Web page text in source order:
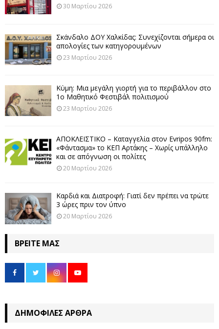
30 Μαρτίου 2026
Σκάνδαλο ΔΟΥ Χαλκίδας: Συνεχίζονται σήμερα οι
απολογίες των κατηγορουμένων
23 Μαρτίου 2026
Κύμη: Μια μεγάλη γιορτή για το περιβάλλον στο
1ο Μαθητικό Φεστιβάλ πολιτισμού
23 Μαρτίου 2026
ΑΠΟΚΛΕΙΣΤΙΚΟ – Καταγγελία στον Evripos 90fm:
«Φάντασμα» το ΚΕΠ Αρτάκης – Χωρίς υπάλληλο
και σε απόγνωση οι πολίτες
20 Μαρτίου 2026
Καρδιά και Διατροφή: Γιατί δεν πρέπει να τρώτε
3 ώρες πριν τον ύπνο
20 Μαρτίου 2026
ΒΡΕΊΤΕ ΜΑΣ
ΔΗΜΟΦΙΛΈΣ ΆΡΘΡΑ